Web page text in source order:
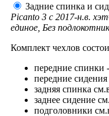
Задние спинка и
Picanto 3 с 2017-н.в.
единое, Без
Комплект чехлов
передние спинки
передние сидения
задняя спинка
заднее сидение
подголовники